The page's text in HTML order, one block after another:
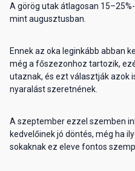
A görög utak átlagosan
mint augusztusban.
Ennek az oka leginkább abban
még a főszezonhoz tartozik,
utaznak, és ezt választják azok
nyaralást szeretnének.
A szeptember ezzel szemben
kedvelőinek jó döntés, még ha
sokaknak ez eleve fontos